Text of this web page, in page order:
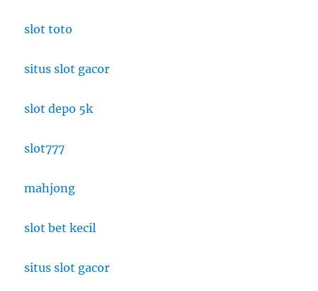
slot toto
situs slot gacor
slot depo 5k
slot777
mahjong
slot bet kecil
situs slot gacor